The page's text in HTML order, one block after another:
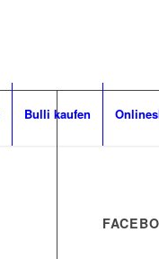
Bulli kaufen